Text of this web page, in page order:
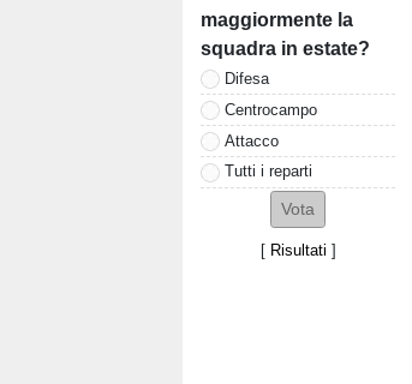
maggiormente la
squadra in estate?
Difesa
Centrocampo
Attacco
Tutti i reparti
[ Risultati ]